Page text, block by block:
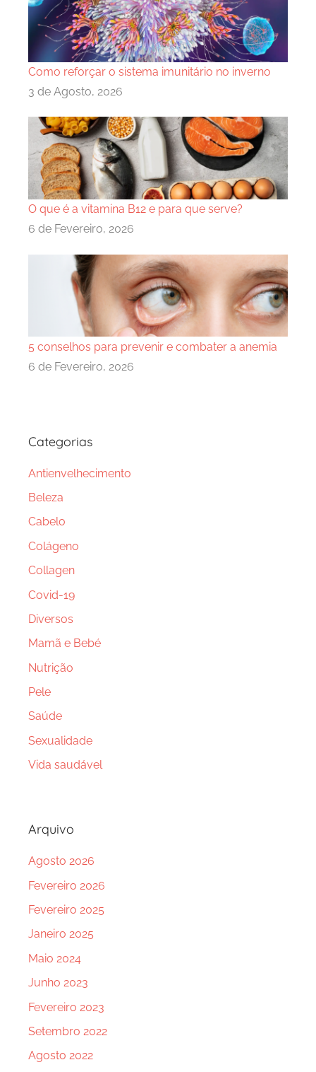
Como reforçar o sistema imunitário no inverno
3 de Agosto, 2026
O que é a vitamina B12 e para que serve?
6 de Fevereiro, 2026
5 conselhos para prevenir e combater a anemia
6 de Fevereiro, 2026
Categorias
Antienvelhecimento
Beleza
Cabelo
Colágeno
Collagen
Covid-19
Diversos
Mamã e Bebé
Nutrição
Pele
Saúde
Sexualidade
Vida saudável
Arquivo
Agosto 2026
Fevereiro 2026
Fevereiro 2025
Janeiro 2025
Maio 2024
Junho 2023
Fevereiro 2023
Setembro 2022
Agosto 2022